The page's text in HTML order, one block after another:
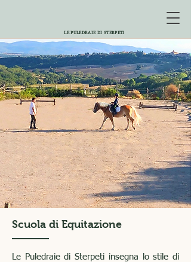
LE PULEDRAIE DI STERPETI
Scuola di Equitazione
Le Puledraie di Sterpeti insegna lo stile di